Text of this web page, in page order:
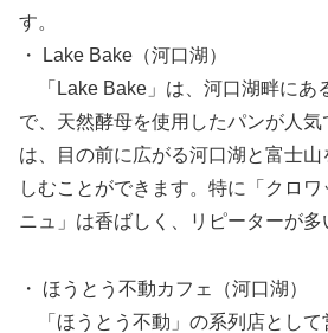
す。
・ Lake Bake（河口湖）
「Lake Bake」は、河口湖畔にあ
で、天然酵母を使用したパンが人
は、目の前に広がる河口湖と富士
しむことができます。特に「クロ
ニュ」は香ばしく、リピーターが多
・ ほうとう不動カフェ（河口湖）
「ほうとう不動」の系列店として